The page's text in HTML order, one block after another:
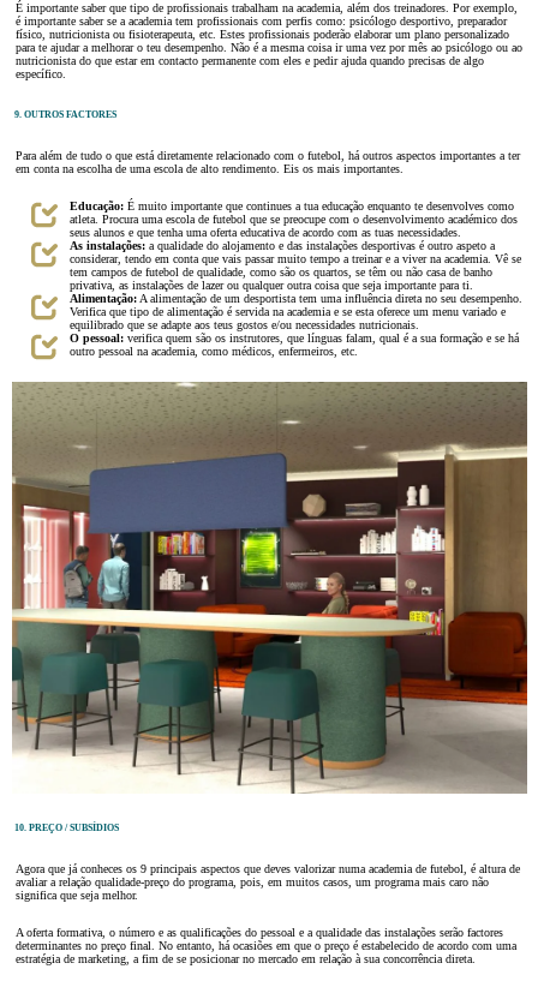
É importante saber que tipo de profissionais trabalham na academia, além dos treinadores. Por exemplo,
é importante saber se a academia tem profissionais com perfis como: psicólogo desportivo, preparador
físico, nutricionista ou fisioterapeuta, etc. Estes profissionais poderão elaborar um plano personalizado
para te ajudar a melhorar o teu desempenho. Não é a mesma coisa ir uma vez por mês ao psicólogo ou ao
nutricionista do que estar em contacto permanente com eles e pedir ajuda quando precisas de algo
específico.
9. OUTROS FACTORES
Para além de tudo o que está diretamente relacionado com o futebol, há outros aspectos importantes a ter
em conta na escolha de uma escola de alto rendimento. Eis os mais importantes.
Educação: É muito importante que continues a tua educação enquanto te desenvolves como
atleta. Procura uma escola de futebol que se preocupe com o desenvolvimento académico dos
seus alunos e que tenha uma oferta educativa de acordo com as tuas necessidades.
As instalações: a qualidade do alojamento e das instalações desportivas é outro aspeto a
considerar, tendo em conta que vais passar muito tempo a treinar e a viver na academia. Vê se
tem campos de futebol de qualidade, como são os quartos, se têm ou não casa de banho
privativa, as instalações de lazer ou qualquer outra coisa que seja importante para ti.
Alimentação: A alimentação de um desportista tem uma influência direta no seu desempenho.
Verifica que tipo de alimentação é servida na academia e se esta oferece um menu variado e
equilibrado que se adapte aos teus gostos e/ou necessidades nutricionais.
O pessoal: verifica quem são os instrutores, que línguas falam, qual é a sua formação e se há
outro pessoal na academia, como médicos, enfermeiros, etc.
10. PREÇO / SUBSÍDIOS
Agora que já conheces os 9 principais aspectos que deves valorizar numa academia de futebol, é altura de
avaliar a relação qualidade-preço do programa, pois, em muitos casos, um programa mais caro não
significa que seja melhor.
A oferta formativa, o número e as qualificações do pessoal e a qualidade das instalações serão factores
determinantes no preço final. No entanto, há ocasiões em que o preço é estabelecido de acordo com uma
estratégia de marketing, a fim de se posicionar no mercado em relação à sua concorrência direta.